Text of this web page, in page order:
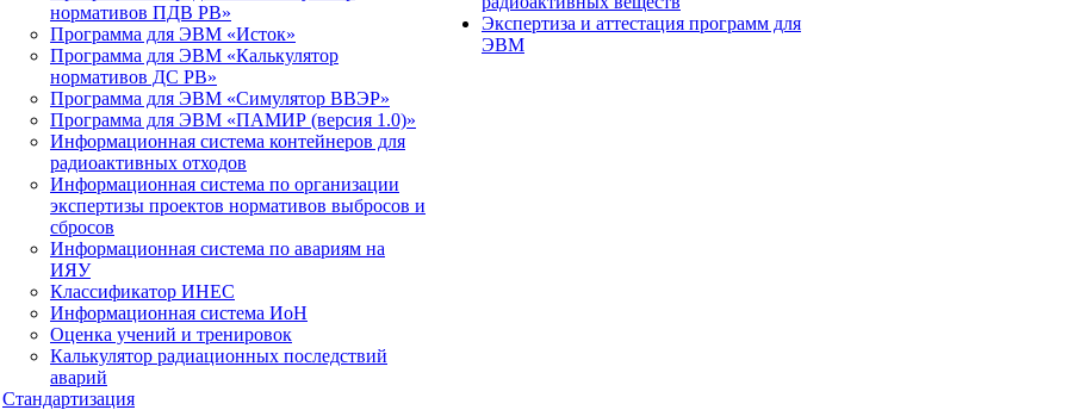
нормативов ПДВ РВ»
Программа для ЭВМ «Исток»
Программа для ЭВМ «Калькулятор
нормативов ДС РВ»
Программа для ЭВМ «Симулятор ВВЭР»
Программа для ЭВМ «ПАМИР (версия 1.0)»
Информационная система контейнеров для
радиоактивных отходов
Информационная система по организации
экспертизы проектов нормативов выбросов и
сбросов
Информационная система по авариям на
ИЯУ
Классификатор ИНЕС
Информационная система ИоН
Оценка учений и тренировок
Калькулятор радиационных последствий
аварий
Стандартизация
Экспертиза и аттестация программ для
ЭВМ